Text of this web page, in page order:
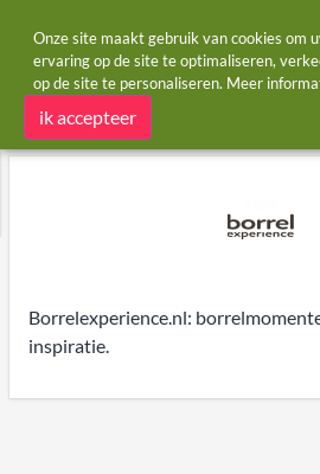
Startpagina Winkels Borrel Experience
Borrel Experience cashback
Borrelexperience.nl:
inspiratie.
Onze site maakt gebruik van cookies om
ervaring op de site te optimaliseren,
op de site te personaliseren. Meer
ik accepteer